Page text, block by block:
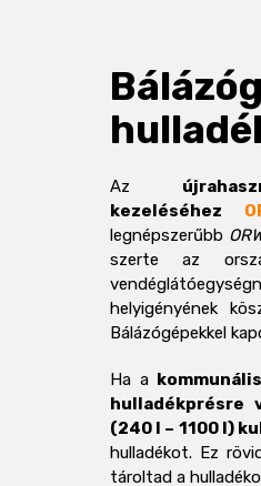
Az
kezeléséhez
legnépszerűbb
szerte az
helyigényének
Bálázógépekkel
Ha a
hulladékprésre
(240 l – 1100 l)
hulladékot. Ez
tároltad a